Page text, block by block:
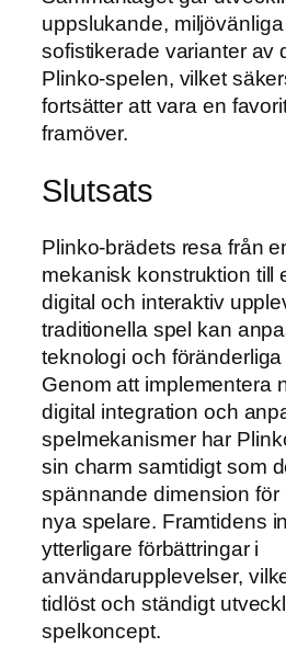
uppslukande,
sofistikerade varianter av
Plinko-spelen, vilket
fortsätter att vara en
framöver.
Slutsats
Plinko-brädets resa från
mekanisk konstruktion till
digital och interaktiv
traditionella spel kan
teknologi och
Genom att implementera
digital integration och
spelmekanismer har
sin charm samtidigt som
spännande dimension för
nya spelare. Framtidens
ytterligare förbättringar i
användarupplevelser,
tidlöst och ständigt
spelkoncept.